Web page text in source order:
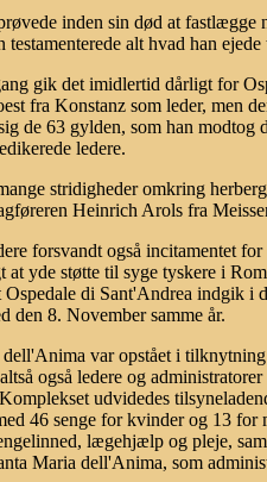
inden sin død at fastlægge
testamenterede alt hvad han ejede
gik det imidlertid dårligt for
fra Konstanz som leder, men
de 63 gylden, som han modtog
ledere.
stridigheder omkring
Heinrich Arols fra
forsvandt også incitamentet
at yde støtte til syge tyskere i
Ospedale di Sant'Andrea indgik i
den 8. November samme år.
dell'Anima var opstået i
også ledere og
udvidedes
46 senge for kvinder og 13
lægehjælp og pleje,
Maria dell'Anima, som